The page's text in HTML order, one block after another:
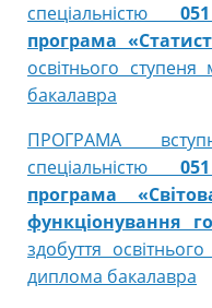
спеціальністю
програма
освітнього
бакалавра
ПРОГРАМА
спеціальністю
програма
функціонування
здобуття
диплома бакалавра